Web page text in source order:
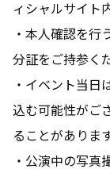
ィシャルサイト
・本人確認を行
分証をご持参く
・イベント当日
込む可能性がご
ることがありま
・公演中の写真